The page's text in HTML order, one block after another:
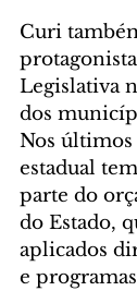
Curi
Legislativa
dos
Nos últimos
estadual
parte do
do Estado,
aplicados
e